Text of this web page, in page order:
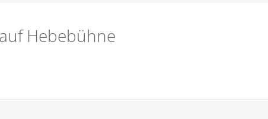
Hebebühne